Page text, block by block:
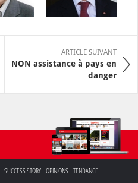
ARTICLE SUIVANT
NON assistance à pays en
danger
SUCCESS STORY OPINIONS TENDANCE